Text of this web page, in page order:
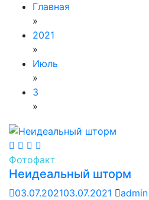
Главная
»
2021
»
Июль
»
3
»
Фотофакт
Неидеальный шторм
03.07.202103.07.2021
admin